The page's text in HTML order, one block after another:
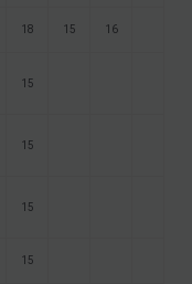
18 15 16
15
15
15
15